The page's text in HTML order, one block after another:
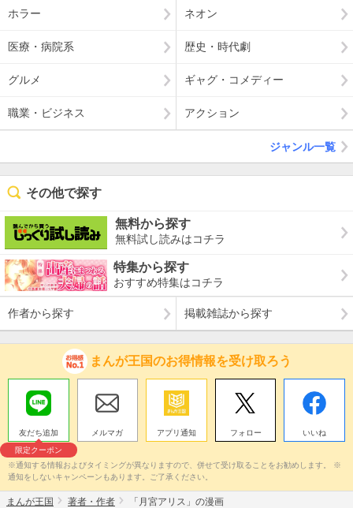
ホラー ネオン
医療・病院系 歴史・時代劇
グルメ ギャグ・コメディー
職業・ビジネス アクション
ジャンル一覧
その他で探す
無料から探す
無料試し読みはコチラ
特集から探す
おすすめ特集はコチラ
作者から探す 掲載雑誌から探す
まんが王国のお得情報を受け取ろう
友だち追加
限定クーポン
メルマガ アプリ通知 フォロー いいね
※通知する情報およびタイミングが異なりますので、併せて受け取ることをお勧めします。 ※
通知をしないキャンペーンもあります。ご了承ください。
まんが王国 著者・作者 「月宮アリス」の漫画